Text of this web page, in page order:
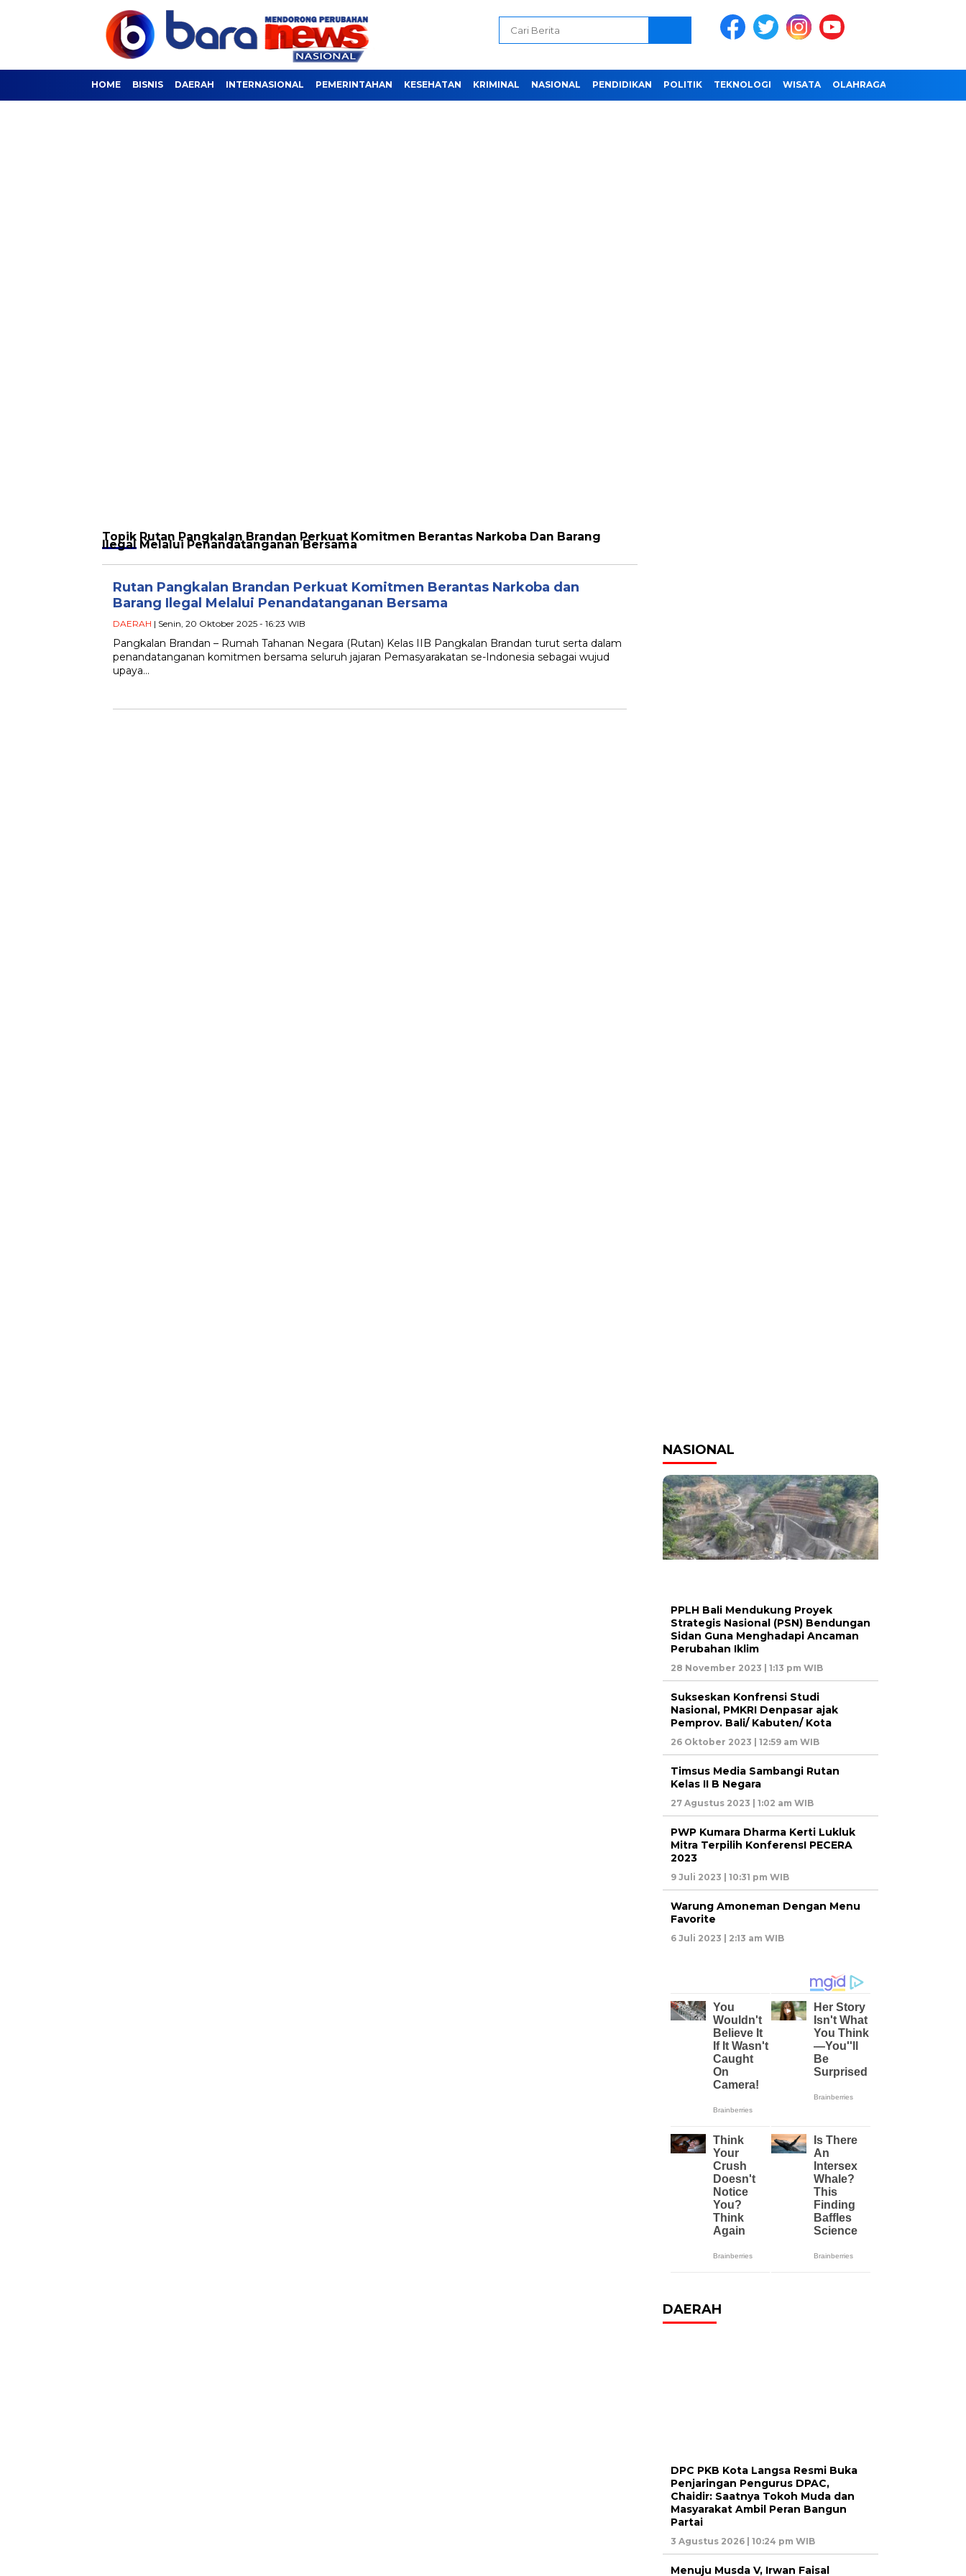
HOME BISNIS DAERAH INTERNASIONAL PEMERINTAHAN KESEHATAN KRIMINAL NASIONAL PENDIDIKAN POLITIK TEKNOLOGI WISATA OLAHRAGA
Topik Rutan Pangkalan Brandan Perkuat Komitmen Berantas Narkoba Dan Barang
Ilegal Melalui Penandatanganan Bersama
Rutan Pangkalan Brandan Perkuat Komitmen Berantas Narkoba dan
Barang Ilegal Melalui Penandatanganan Bersama
DAERAH | Senin, 20 Oktober 2025 - 16:23 WIB
Pangkalan Brandan – Rumah Tahanan Negara (Rutan) Kelas IIB Pangkalan Brandan turut serta dalam
penandatanganan komitmen bersama seluruh jajaran Pemasyarakatan se-Indonesia sebagai wujud
upaya…
NASIONAL
PPLH Bali Mendukung Proyek
Strategis Nasional (PSN) Bendungan
Sidan Guna Menghadapi Ancaman
Perubahan Iklim
28 November 2023 | 1:13 pm WIB
Sukseskan Konfrensi Studi
Nasional, PMKRI Denpasar ajak
Pemprov. Bali/ Kabuten/ Kota
26 Oktober 2023 | 12:59 am WIB
Timsus Media Sambangi Rutan
Kelas II B Negara
27 Agustus 2023 | 1:02 am WIB
PWP Kumara Dharma Kerti Lukluk
Mitra Terpilih KonferensI PECERA
2023
9 Juli 2023 | 10:31 pm WIB
Warung Amoneman Dengan Menu
Favorite
6 Juli 2023 | 2:13 am WIB
DAERAH
DPC PKB Kota Langsa Resmi Buka
Penjaringan Pengurus DPAC,
Chaidir: Saatnya Tokoh Muda dan
Masyarakat Ambil Peran Bangun
Partai
3 Agustus 2026 | 10:24 pm WIB
Menuju Musda V, Irwan Faisal